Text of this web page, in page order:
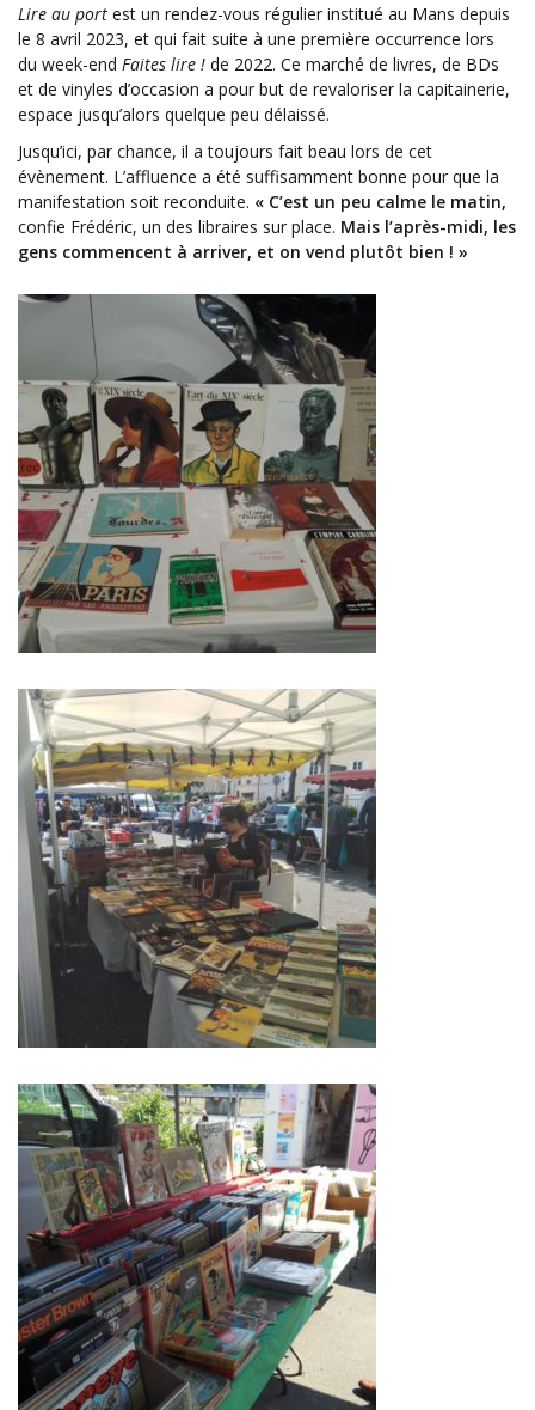
Lire au port est un rendez-vous régulier institué au Mans depuis
le 8 avril 2023, et qui fait suite à une première occurrence lors
du week-end Faites lire ! de 2022. Ce marché de livres, de BDs
et de vinyles d’occasion a pour but de revaloriser la capitainerie,
espace jusqu’alors quelque peu délaissé.
Jusqu’ici, par chance, il a toujours fait beau lors de cet
évènement. L’affluence a été suffisamment bonne pour que la
manifestation soit reconduite. « C’est un peu calme le matin,
confie Frédéric, un des libraires sur place. Mais l’après-midi, les
gens commencent à arriver, et on vend plutôt bien ! »